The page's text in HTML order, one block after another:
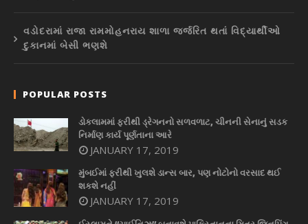
વડોદરામાં રાજા રામમોહનરાય શાળા જર્જરિત થતાં વિદ્યાર્થીઓ
દુકાનમાં બેસી ભણશે
POPULAR POSTS
ડોકલામમાં ફરીથી ડ્રેગનનો સળવળાટ, ચીનની સેનાનું સડક
નિર્માણ કાર્ય પૂર્ણતાના આરે
JANUARY 17, 2019
મુંબઈમાં ફરીથી ખુલશે ડાન્સ બાર, પણ નોટોનો વરસાદ થઈ
શકશે નહીં
JANUARY 17, 2019